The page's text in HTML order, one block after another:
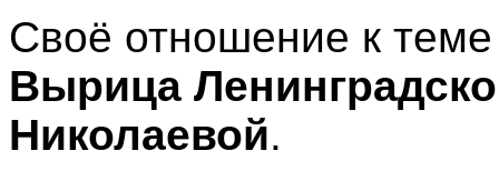
Своё отношение к
Вырица
Николаевой.